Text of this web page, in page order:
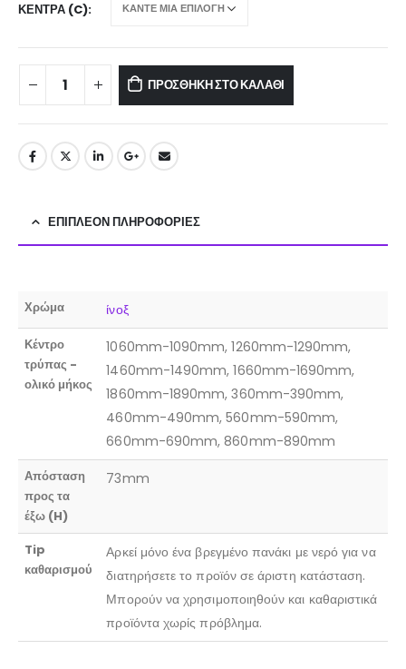
ΚΈΝΤΡΑ (C)
ΠΡΟΣΘΉΚΗ ΣΤΟ ΚΑΛΆΘΙ
ΕΠΙΠΛΈΟΝ ΠΛΗΡΟΦΟΡΊΕΣ
Χρώμα ίνοξ
Κέντρο
τρύπας -
ολικό μήκος
1060mm-1090mm, 1260mm-1290mm,
1460mm-1490mm, 1660mm-1690mm,
1860mm-1890mm, 360mm-390mm,
460mm-490mm, 560mm-590mm,
660mm-690mm, 860mm-890mm
Απόσταση
προς τα
έξω (H)
73mm
Tip
καθαρισμού
Αρκεί μόνο ένα βρεγμένο πανάκι με νερό για να
διατηρήσετε το προϊόν σε άριστη κατάσταση.
Μπορούν να χρησιμοποιηθούν και καθαριστικά
προϊόντα χωρίς πρόβλημα.